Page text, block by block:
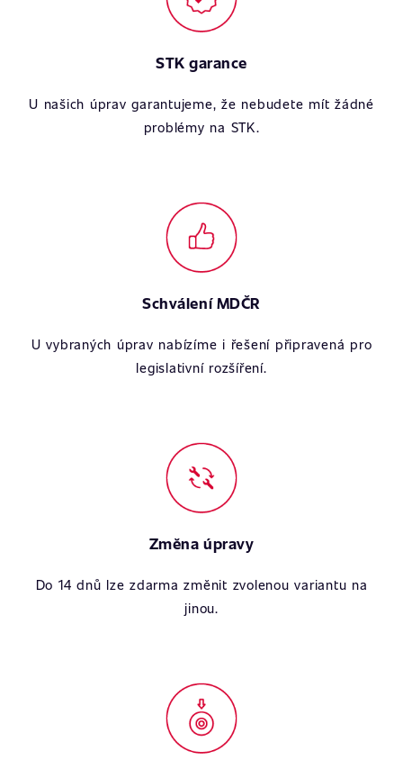
STK garance
U našich úprav garantujeme, že nebudete mít žádné
problémy na STK.
Schválení MDČR
U vybraných úprav nabízíme i řešení připravená pro
legislativní rozšíření.
Změna úpravy
Do 14 dnů lze zdarma změnit zvolenou variantu na
jinou.